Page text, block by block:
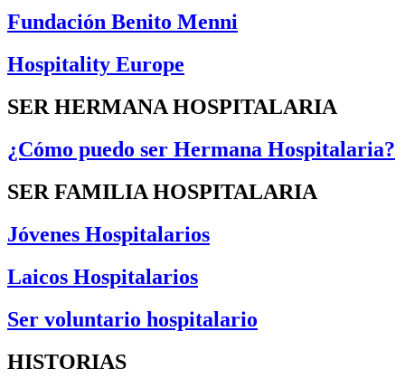
Fundación Benito Menni
Hospitality Europe
SER HERMANA HOSPITALARIA
¿Cómo puedo ser Hermana Hospitalaria?
SER FAMILIA HOSPITALARIA
Jóvenes Hospitalarios
Laicos Hospitalarios
Ser voluntario hospitalario
HISTORIAS